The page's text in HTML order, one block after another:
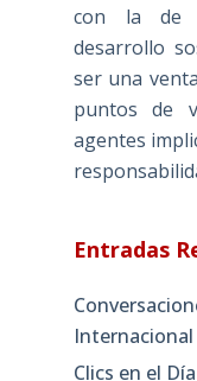
con la de
desarrollo
ser una
puntos de
agentes
Entradas
Clics en el